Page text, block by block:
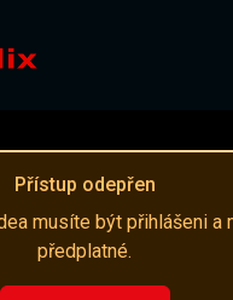
Přístup odepřen
musíte být přihlášeni a
předplatné.